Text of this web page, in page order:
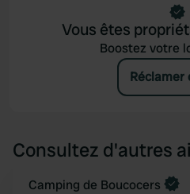
Vous êtes
Boostez votre
Réclamer
Consultez d'autres
Reserve maintenant
Camping de Boucocers